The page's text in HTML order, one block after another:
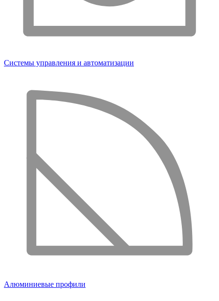
Системы управления и автоматизации
Алюминиевые профили